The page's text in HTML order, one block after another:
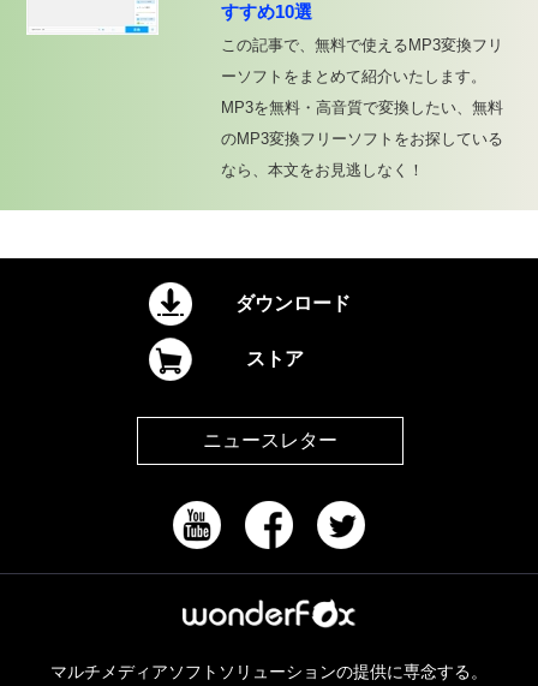
すすめ10選
この記事で、無料で使えるMP3変換フリ
ーソフトをまとめて紹介いたします。
MP3を無料・高音質で変換したい、無料
のMP3変換フリーソフトをお探している
なら、本文をお見逃しなく！
ダウンロード
ストア
ニュースレター
マルチメディアソフトソリューションの提供に専念する。